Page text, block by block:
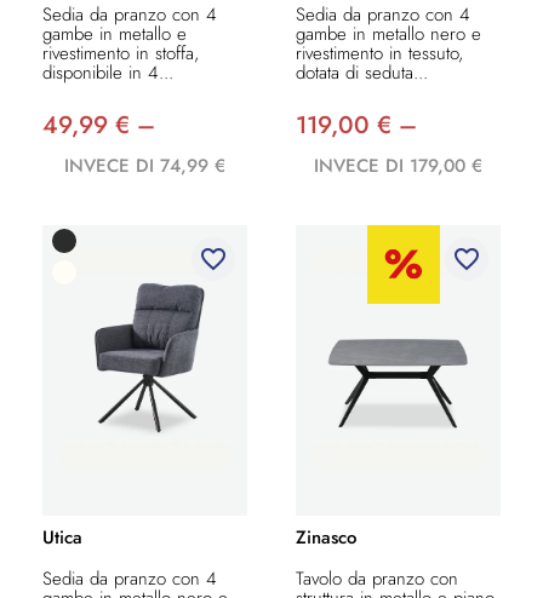
Sedia da pranzo con 4
gambe in metallo e
rivestimento in stoffa,
disponibile in 4...
49,99 € –
INVECE DI 74,99 €
Sedia da pranzo con 4
gambe in metallo nero e
rivestimento in tessuto,
dotata di seduta...
119,00 € –
INVECE DI 179,00 €
favorite_border
Utica
Sedia da pranzo con 4
favorite_border
Zinasco
Tavolo da pranzo con